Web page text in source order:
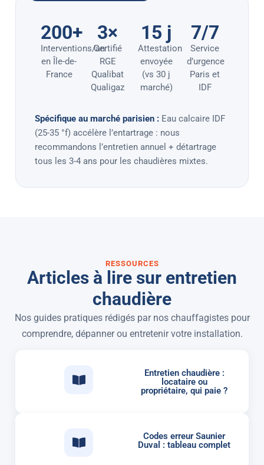
200+
Interventions/an
en Île-de-
France
3×
Certifié
RGE
Qualibat
Qualigaz
15 j
Attestation
envoyée
(vs 30 j
marché)
7/7
Service
d’urgence
Paris et
IDF
Spécifique au marché parisien : Eau calcaire IDF
(25-35 °f) accélère l’entartrage : nous
recommandons l’entretien annuel + détartrage
tous les 3-4 ans pour les chaudières mixtes.
RESSOURCES
Articles à lire sur entretien
chaudière
Nos guides pratiques rédigés par nos chauffagistes pour
comprendre, dépanner ou entretenir votre installation.
Entretien chaudière :
locataire ou
propriétaire, qui paie ?
Codes erreur Saunier
Duval : tableau complet